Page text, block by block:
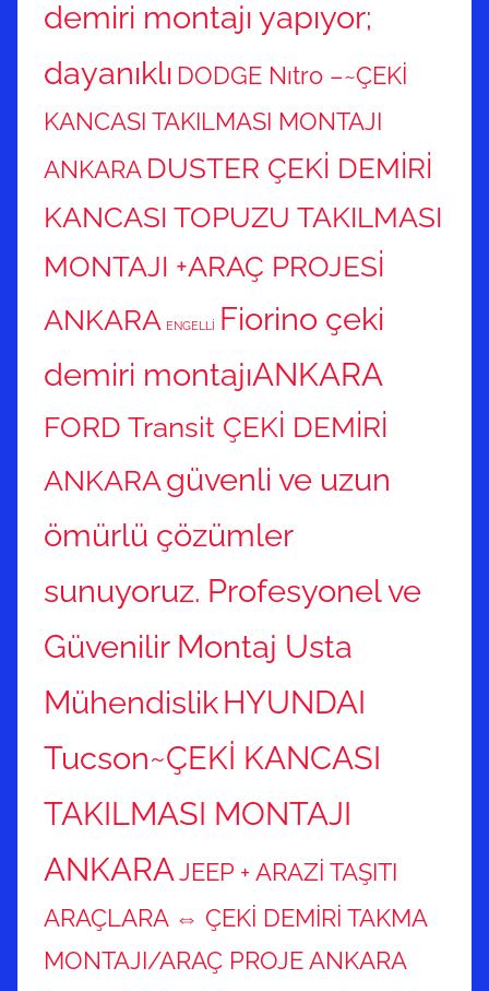
demiri montajı yapıyor;
dayanıklı DODGE Nıtro –~ÇEKİ
KANCASI TAKILMASI MONTAJI
ANKARA DUSTER ÇEKİ DEMİRİ
KANCASI TOPUZU TAKILMASI
MONTAJI +ARAÇ PROJESİ
ANKARA ENGELLİ Fiorino çeki
demiri montajıANKARA
FORD Transit ÇEKİ DEMİRİ
ANKARAgüvenli ve uzun
ömürlü çözümler
sunuyoruz. Profesyonel ve
Güvenilir Montaj Usta
MühendislikHYUNDAI
Tucson~ÇEKİ KANCASI
TAKILMASI MONTAJI
ANKARAJEEP + ARAZİ TAŞITI
ARAÇLARA ⇔ ÇEKİ DEMİRİ TAKMA
MONTAJI/ARAÇ PROJE ANKARA